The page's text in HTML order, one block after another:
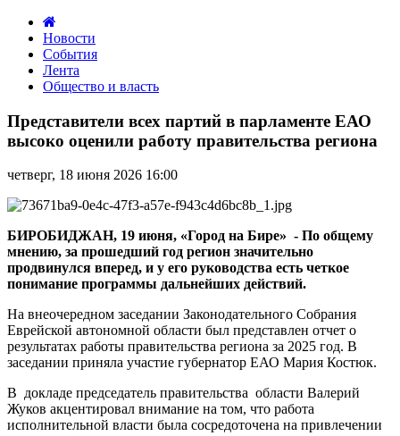
Новости
События
Лента
Общество и власть
всех
партий
в
ЕАО
высоко
оценили
работу
правительства
региона
Представители всех партий в парламенте ЕАО
высоко оценили работу правительства региона
четверг, 18 июня 2026 16:00
БИРОБИДЖАН, 19 июня, «Город на Бире» - По общему
мнению, за прошедший год регион значительно
продвинулся вперед, и у его руководства есть четкое
понимание программы дальнейших действий.
На внеочередном заседании Законодательного Собрания
Еврейской автономной области был представлен отчет о
результатах работы правительства региона за 2025 год. В
заседании приняла участие губернатор ЕАО Мария Костюк.
В докладе председатель правительства области Валерий
Жуков акцентировал внимание на том, что работа
исполнительной власти была сосредоточена на привлечении